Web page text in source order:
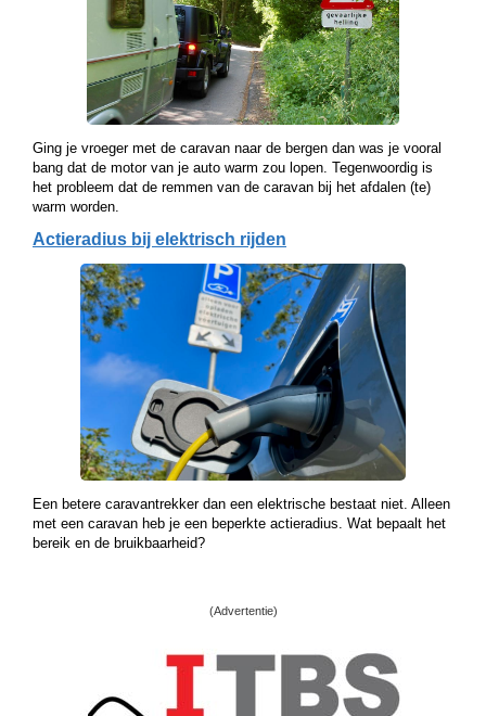
Ging je vroeger met de caravan naar de bergen dan was je vooral
bang dat de motor van je auto warm zou lopen. Tegenwoordig is
het probleem dat de remmen van de caravan bij het afdalen (te)
warm worden.
Actieradius bij elektrisch rijden
Een betere caravantrekker dan een elektrische bestaat niet. Alleen
met een caravan heb je een beperkte actieradius. Wat bepaalt het
bereik en de bruikbaarheid?
(Advertentie)